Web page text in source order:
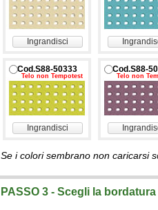
Ingrandisci
Cod.S88-50333
Telo non Tempotest
Ingrandisci
Cod.S88-
Telo non
Se i colori sembrano non caricarsi
PASSO 3 - Scegli la